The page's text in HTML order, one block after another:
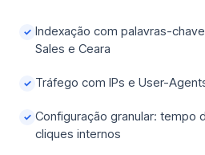
✓ Indexação com palavras-
Sales e Ceara
✓ Tráfego com IPs e User-
✓ Configuração granular: tempo
cliques internos